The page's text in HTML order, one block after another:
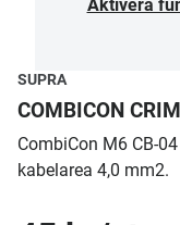
Aktivera
SUPRA
COMBICON
CombiCon M6 CB-
kabelarea 4,0 mm2.